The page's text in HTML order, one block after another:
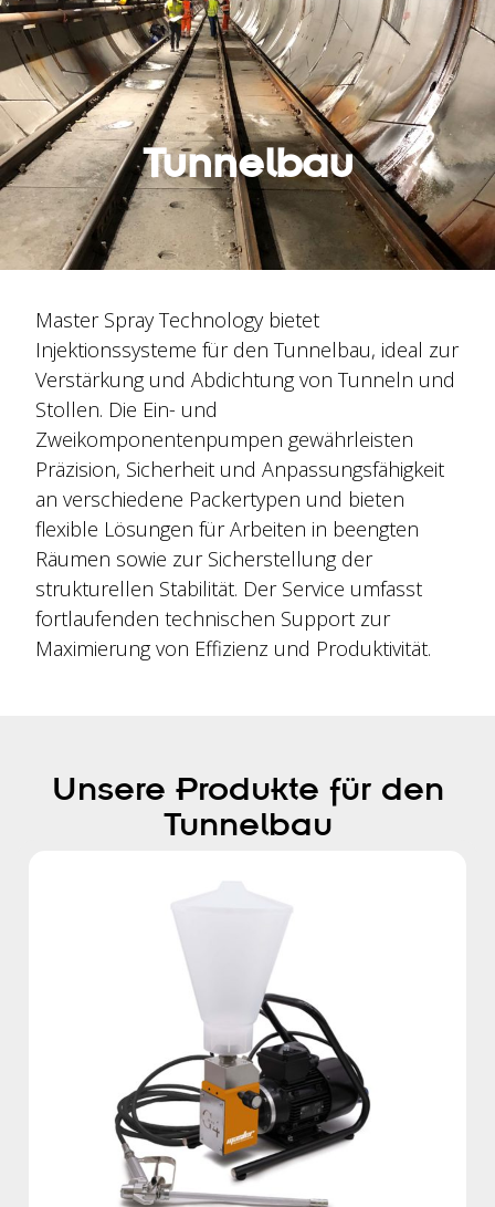
Tunnelbau
Master Spray Technology bietet
Injektionssysteme für den Tunnelbau, ideal zur
Verstärkung und Abdichtung von Tunneln und
Stollen. Die Ein- und
Zweikomponentenpumpen gewährleisten
Präzision, Sicherheit und Anpassungsfähigkeit
an verschiedene Packertypen und bieten
flexible Lösungen für Arbeiten in beengten
Räumen sowie zur Sicherstellung der
strukturellen Stabilität. Der Service umfasst
fortlaufenden technischen Support zur
Maximierung von Effizienz und Produktivität.
Unsere Produkte für den
Tunnelbau